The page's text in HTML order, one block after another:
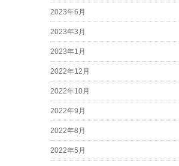
2023年6月
2023年3月
2023年1月
2022年12月
2022年10月
2022年9月
2022年8月
2022年5月